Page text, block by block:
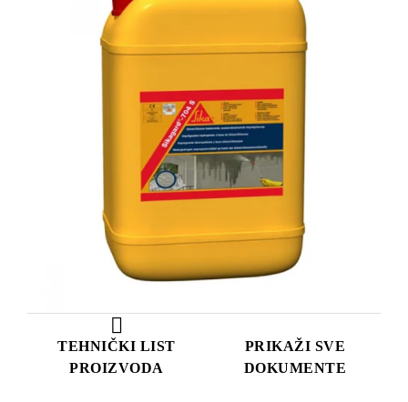
TEHNIČKI LIST
PROIZVODA
PRIKAŽI SVE
DOKUMENTE